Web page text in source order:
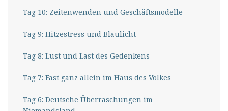
Tag 10: Zeitenwenden und Geschäftsmodelle
Tag 9: Hitzestress und Blaulicht
Tag 8: Lust und Last des Gedenkens
Tag 7: Fast ganz allein im Haus des Volkes
Tag 6: Deutsche Überraschungen im